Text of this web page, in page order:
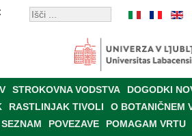
STROKOVNA VODSTVA
DOGODKI
RASTLINJAK TIVOLI
O BOTANIČNEM
POVEZAVE
POMAGAM VRTU